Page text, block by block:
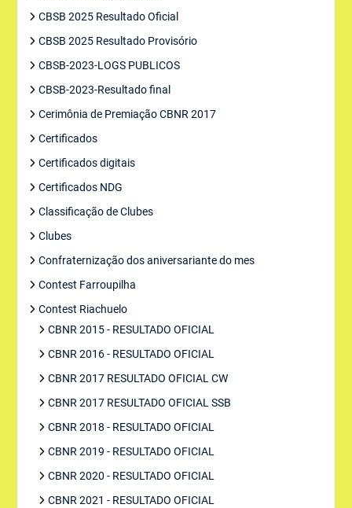
CBSB 2025 Resultado Oficial
CBSB 2025 Resultado Provisório
CBSB-2023-LOGS PUBLICOS
CBSB-2023-Resultado final
Cerimônia de Premiação CBNR 2017
Certificados
Certificados digitais
Certificados NDG
Classificação de Clubes
Clubes
Confraternização dos aniversariante do mes
Contest Farroupilha
Contest Riachuelo
CBNR 2015 - RESULTADO OFICIAL
CBNR 2016 - RESULTADO OFICIAL
CBNR 2017 RESULTADO OFICIAL CW
CBNR 2017 RESULTADO OFICIAL SSB
CBNR 2018 - RESULTADO OFICIAL
CBNR 2019 - RESULTADO OFICIAL
CBNR 2020 - RESULTADO OFICIAL
CBNR 2021 - RESULTADO OFICIAL